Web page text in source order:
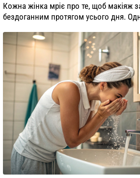
Кожна жінка мріє про те, щоб макіяж
бездоганним протягом усього дня.
наш ідеальний образ може швидко ...